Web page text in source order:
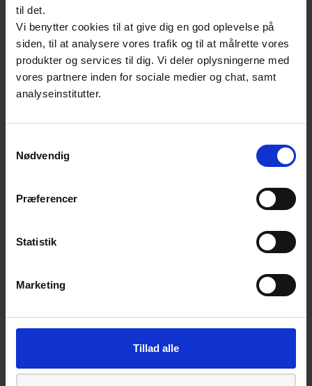
til det.
Vi benytter cookies til at give dig en god oplevelse på
siden, til at analysere vores trafik og til at målrette vores
produkter og services til dig. Vi deler oplysningerne med
vores partnere inden for sociale medier og chat, samt
analyseinstitutter.
Nødvendig
Præferencer
Statistik
Marketing
Tillad alle
Kontaktoplysninger*
Jeg ønsker at blive ringet op
Læs hvordan vi indsamler og behandler data